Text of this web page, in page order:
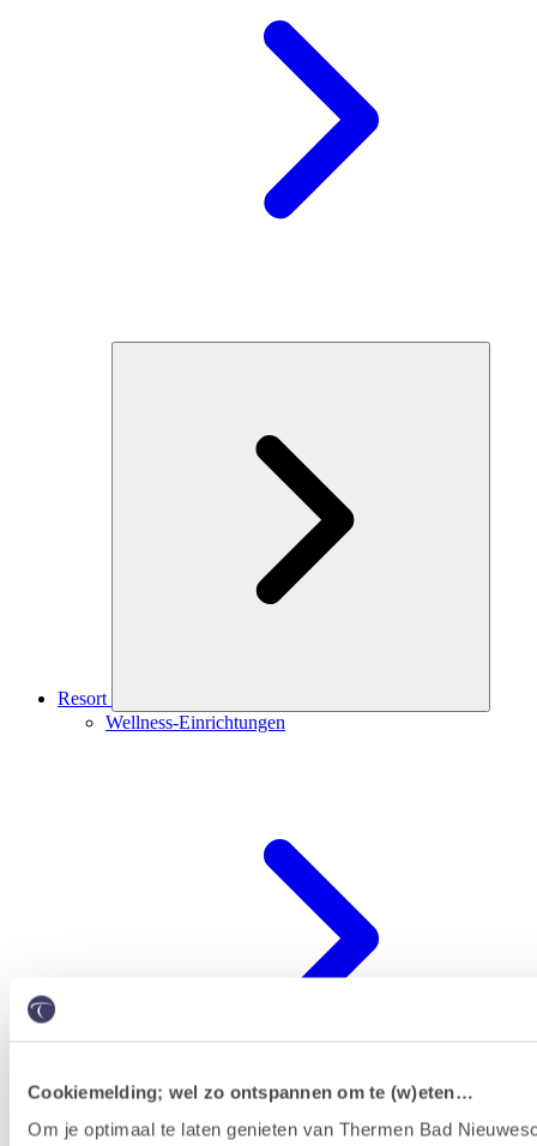
Cookiemelding; wel zo ontspannen om te (w)eten…
Om je optimaal te laten genieten van Thermen Bad
Resort
Wellness-Einrichtungen